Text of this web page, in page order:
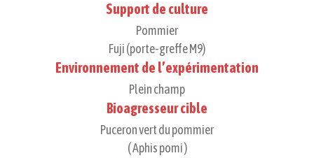
Support de culture
Pommier
Fuji (porte-greffe M9)
Environnement de l’expérimentation
Plein champ
Bioagresseur cible
Puceron vert du pommier
( Aphis pomi )